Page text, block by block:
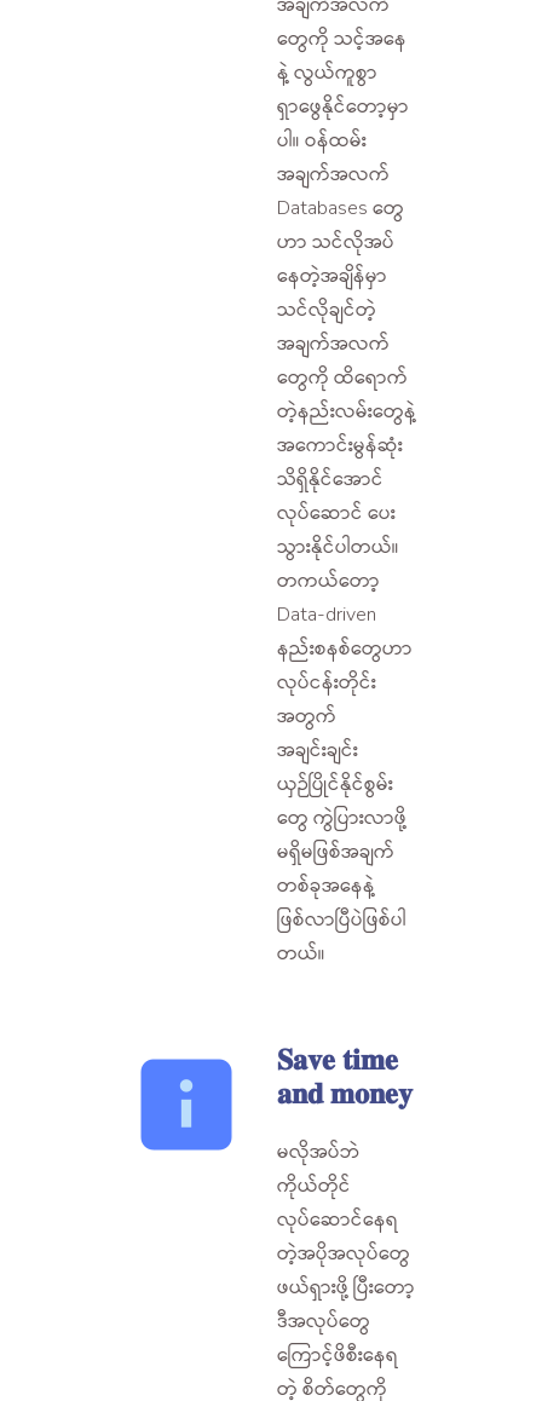
တွေကို သင့်အနေ
နဲ့ လွယ်ကူစွာ
ရှာဖွေနိုင်တော့မှာ
ပါ။ ဝန်ထမ်း
အချက်အလက်
Databases တွေ
ဟာ သင်လိုအပ်
နေတဲ့အချိန်မှာ
သင်လိုချင်တဲ့
အချက်အလက်
တွေကို ထိရောက်
တဲ့နည်းလမ်းတွေနဲ့
အကောင်းမွန်ဆုံး
သိရှိနိုင်အောင်
လုပ်ဆောင် ပေး
သွားနိုင်ပါတယ်။
တကယ်တော့
Data-driven
နည်းစနစ်တွေဟာ
လုပ်ငန်းတိုင်း
အတွက်
အချင်းချင်း
ယှဉ်ပြိုင်နိုင်စွမ်း
တွေ ကွဲပြားလာဖို့
မရှိမဖြစ်အချက်
တစ်ခုအနေနဲ့
ဖြစ်လာပြီပဲဖြစ်ပါ
တယ်။
𝐒𝐚𝐯𝐞 𝐭𝐢𝐦𝐞
𝐚𝐧𝐝 𝐦𝐨𝐧𝐞𝐲
မလိုအပ်ဘဲ
ကိုယ်တိုင်
လုပ်ဆောင်နေရ
တဲ့အပိုအလုပ်တွေ
ဖယ်ရှားဖို့ ပြီးတော့
ဒီအလုပ်တွေ
ကြောင့်ဖိစီးနေရ
တဲ့ စိတ်တွေကို